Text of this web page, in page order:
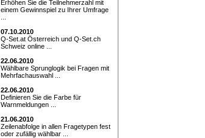
Erhöhen Sie die Teilnehmerzahl mit
einem Gewinnspiel zu Ihrer Umfrage
07.10.2010
Q-Set.at Österreich und Q-Set.ch
Schweiz online ...
22.06.2010
Wählbare Sprunglogik bei Fragen mit
Mehrfachauswahl ...
22.06.2010
Definieren Sie die Farbe für
Warnmeldungen ...
21.06.2010
Zeilenabfolge in allen Fragetypen fest
oder zufällig wählbar ...